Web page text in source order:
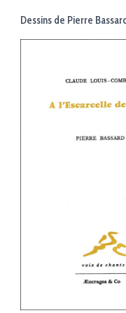
Dessins de Pierre